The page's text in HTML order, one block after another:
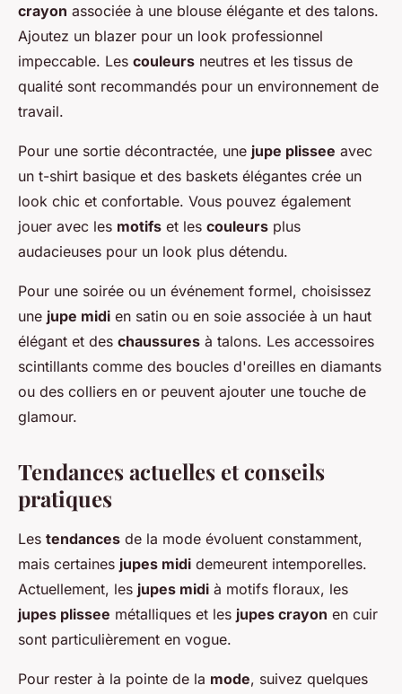
crayon associée à une blouse élégante et des talons.
Ajoutez un blazer pour un look professionnel
impeccable. Les couleurs neutres et les tissus de
qualité sont recommandés pour un environnement de
travail.
Pour une sortie décontractée, une jupe plissee avec
un t-shirt basique et des baskets élégantes crée un
look chic et confortable. Vous pouvez également
jouer avec les motifs et les couleurs plus
audacieuses pour un look plus détendu.
Pour une soirée ou un événement formel, choisissez
une jupe midi en satin ou en soie associée à un haut
élégant et des chaussures à talons. Les accessoires
scintillants comme des boucles d'oreilles en diamants
ou des colliers en or peuvent ajouter une touche de
glamour.
Tendances actuelles et conseils
pratiques
Les tendances de la mode évoluent constamment,
mais certaines jupes midi demeurent intemporelles.
Actuellement, les jupes midi à motifs floraux, les
jupes plissee métalliques et les jupes crayon en cuir
sont particulièrement en vogue.
Pour rester à la pointe de la mode, suivez quelques